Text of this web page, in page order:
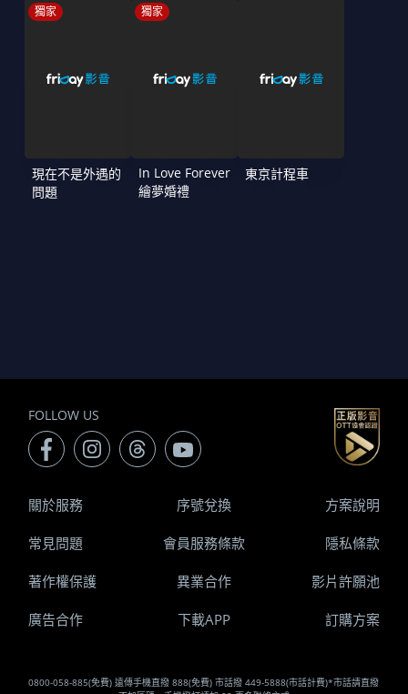
獨家
現在不是外遇的
問題
獨家
In Love Forever
繪夢婚禮
東京計程車
FOLLOW US
0800-058-885(免費) 遠傳手機直撥 888(免費) 市話撥 449-5888(市話計費)*市話請直撥
關於服務 序號兌換 方案說明
常見問題 會員服務條款 隱私條款
著作權保護 異業合作 影片許願池
廣告合作 下載APP 訂購方案